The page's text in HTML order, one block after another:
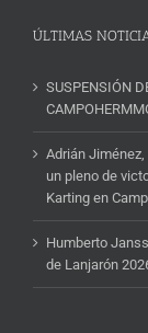
ÚLTIMAS
SUSPENSIÓN
Adrián
un pleno de
Karting en
Humberto
de Lanjarón